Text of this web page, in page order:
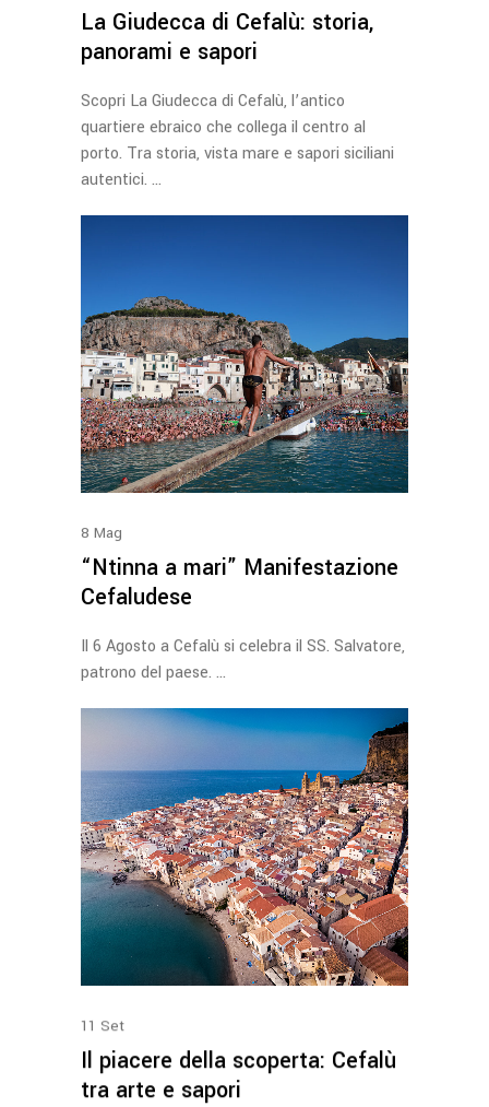
La Giudecca di Cefalù: storia,
panorami e sapori
Scopri La Giudecca di Cefalù, l’antico
quartiere ebraico che collega il centro al
porto. Tra storia, vista mare e sapori siciliani
autentici.
8 Mag
“Ntinna a mari” Manifestazione
Cefaludese
Il 6 Agosto a Cefalù si celebra il SS. Salvatore,
patrono del paese.
11 Set
Il piacere della scoperta: Cefalù
tra arte e sapori